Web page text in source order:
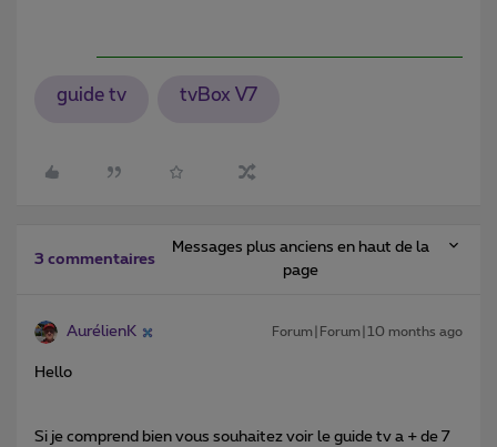
guide tv tvBox V7
3 commentaires
Messages plus anciens en haut de la
page
AurélienK Forum|Forum|10 months ago
Hello
Si je comprend bien vous souhaitez voir le guide tv a + de 7